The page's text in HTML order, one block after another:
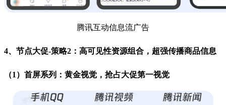
腾讯互动信息流广告
4、节点大促-策略2：高可见性资源组合，超强传播商品信息
（1）首屏系列：黄金视觉，抢占大促第一视觉